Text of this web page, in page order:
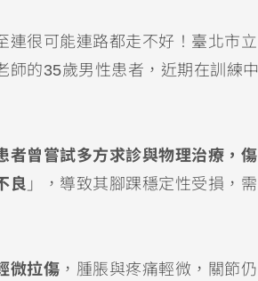
連很可能連路都走不好！臺北市立
師的35歲男性患者，近期在訓練中
者曾嘗試多方求診與物理治療，傷
良 」，導致其腳踝穩定性受損，需
微拉傷 ，腫脹與疼痛輕微，關節仍